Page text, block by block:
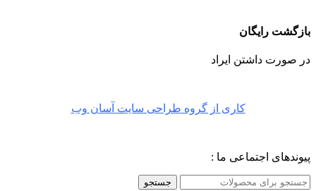
بازگشت رایگان
در صورت داشتن ایراد
کاری از گروه طراحی سایت آسان وب
پیوندهای اجتماعی ما :
جستجو